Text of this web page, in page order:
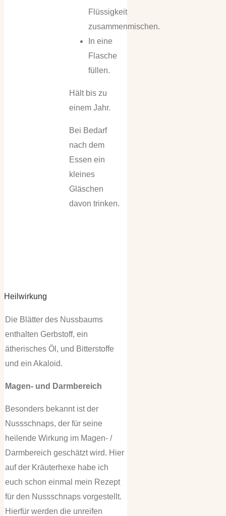
Flüssigkeit
zusammenmischen.
In eine
Flasche
füllen.
Hält bis zu
einem Jahr.
Bei Bedarf
nach dem
Essen ein
kleines
Gläschen
davon trinken.
Heilwirkung
Die Blätter des Nussbaums
enthalten Gerbstoff, ein
ätherisches Öl, und Bitterstoffe
und ein Akaloid.
Magen- und Darmbereich
Besonders bekannt ist der
Nussschnaps, der für seine
heilende Wirkung im Magen- /
Darmbereich geschätzt wird. Hier
auf der Kräuterhexe habe ich
euch schon einmal mein Rezept
für den Nussschnaps vorgestellt.
Hierfür werden die unreifen